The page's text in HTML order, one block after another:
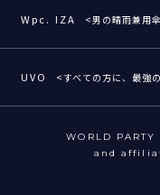
Wpc. IZA <男の晴雨兼用
UVO <すべての方に、最強
WORLD
and